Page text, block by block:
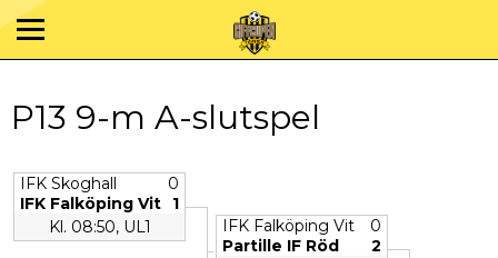
P13 9-m A-slutspel
IFK Skoghall
0
IFK Falköping Vit
1
Kl. 08:50, UL1
IFK Falköping Vit
0
Partille IF Röd
2